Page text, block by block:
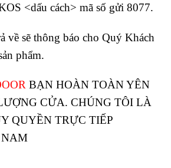
<dấu cách> mã số gửi 8077.
về sẽ thông báo cho Quý Khách
phẩm.
BẠN HOÀN TOÀN YÊN
CỬA. CHÚNG TÔI LÀ
QUYỀN TRỰC TIẾP